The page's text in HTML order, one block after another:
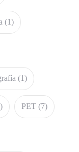
(1)
(1)
PET (7)